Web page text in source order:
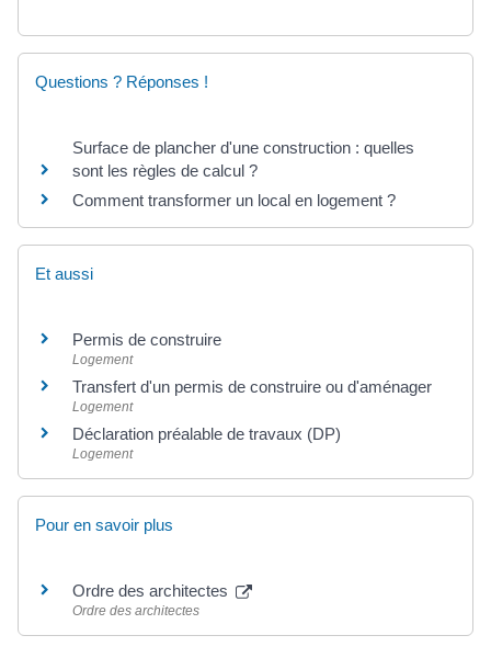
Questions ? Réponses !
Surface de plancher d'une construction : quelles
sont les règles de calcul ?
Comment transformer un local en logement ?
Et aussi
Permis de construire
Logement
Transfert d'un permis de construire ou d'aménager
Logement
Déclaration préalable de travaux (DP)
Logement
Pour en savoir plus
Ordre des architectes
Ordre des architectes